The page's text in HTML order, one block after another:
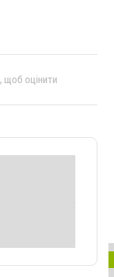
, щоб оцінити